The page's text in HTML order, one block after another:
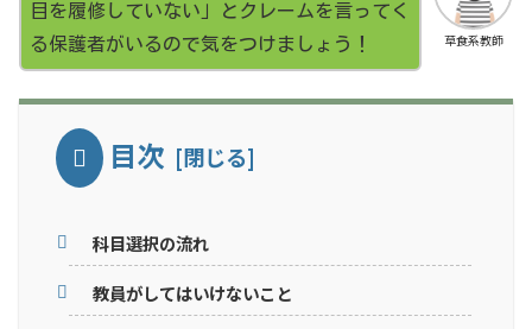
草食系教師
目を履修していない」とクレームを言ってく
る保護者がいるので気をつけましょう！
目次
科目選択の流れ
教員がしてはいけないこと